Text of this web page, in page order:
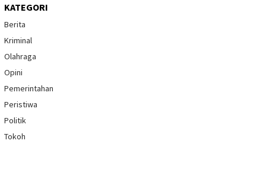
KATEGORI
Berita
Kriminal
Olahraga
Opini
Pemerintahan
Peristiwa
Politik
Tokoh